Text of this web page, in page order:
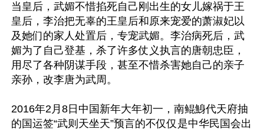
当皇后，武媚不惜掐死自己刚出生的女儿嫁祸于王
皇后，李治把无辜的王皇后和原来宠爱的萧淑妃以
及她们的家人处置后，专宠武媚。李治病死后，武
媚为了自己登基，杀了许多仗义执言的唐朝忠臣，
用尽了各种阴谋手段，甚至不惜杀害她自己的亲子
亲孙，改李唐为武周。
2016年2月8日中国新年大年初一，南鲲鯓代天府抽
的国运签“武则天坐天”预言的不仅仅是中华民国会出